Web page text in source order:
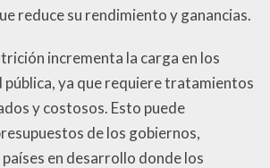
reduce su rendimiento y ganancias.
incrementa la carga en los
pública, ya que requiere tratamientos
y costosos. Esto puede
de los gobiernos,
en desarrollo donde los